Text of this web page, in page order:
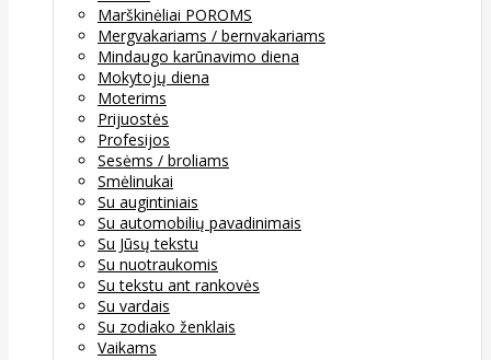
Marškinėliai POROMS
Mergvakariams / bernvakariams
Mindaugo karūnavimo diena
Mokytojų diena
Moterims
Prijuostės
Profesijos
Sesėms / broliams
Smėlinukai
Su augintiniais
Su automobilių pavadinimais
Su Jūsų tekstu
Su nuotraukomis
Su tekstu ant rankovės
Su vardais
Su zodiako ženklais
Vaikams